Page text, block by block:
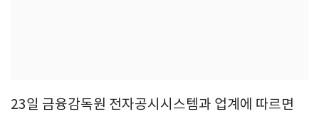
23일 금융감독원 전자공시시스템과 업계에 따르면